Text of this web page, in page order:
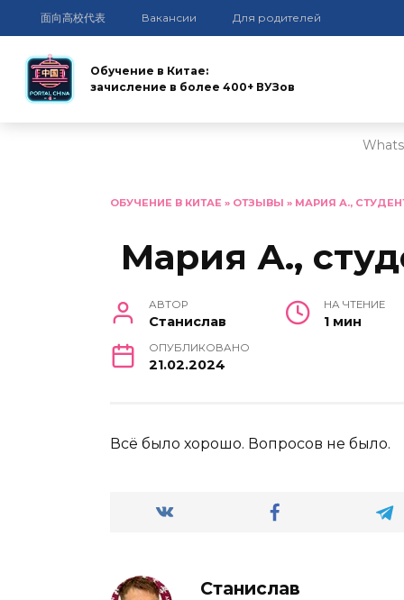
面向高校代表 Вакансии Для родителей
Обучение в Китае:
зачисление в более 400+ ВУЗов
ОБУЧЕНИЕ В КИТАЕ » ОТЗЫВЫ » МАРИЯ А.,
Мария А.,
АВТОР
Станислав
НА ЧТЕНИЕ
1 мин
ОПУБЛИКОВАНО
21.02.2024
Всё было хорошо. Вопросов не было.
Станислав